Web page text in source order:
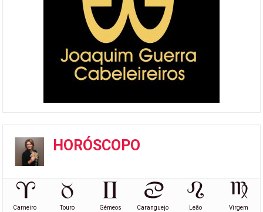
HORÓSCOPO
Carneiro Touro Gémeos Caranguejo Leão Virgem